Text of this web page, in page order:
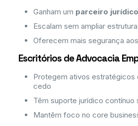
Ganham um parceiro
Escalam sem ampliar
Oferecem mais segurança
Escritórios de Advocacia
Protegem ativos estratégicos
cedo
Têm suporte jurídico contínuo
Mantêm foco no core